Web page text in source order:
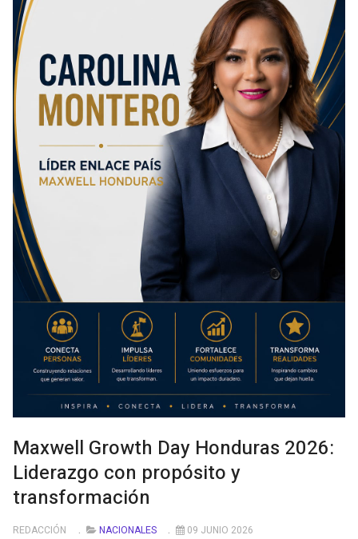
Maxwell Growth Day Honduras 2026:
Liderazgo con propósito y
transformación
REDACCIÓN NACIONALES 09 JUNIO 2026